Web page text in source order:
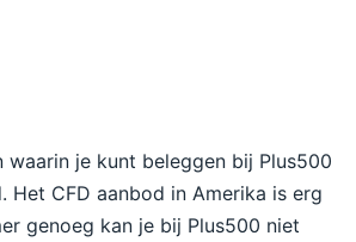
waarin je kunt beleggen bij Plus500
Het CFD aanbod in Amerika is erg
genoeg kan je bij Plus500 niet